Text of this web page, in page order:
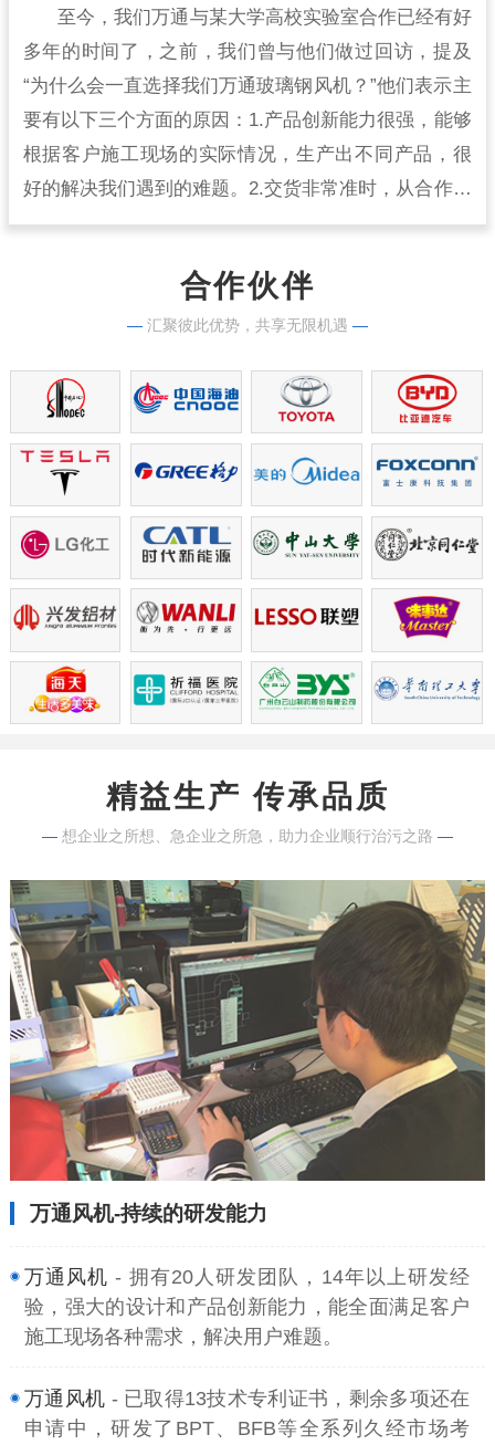
至今，我们万通与某大学高校实验室合作已经有好
多年的时间了，之前，我们曾与他们做过回访，提及
“为什么会一直选择我们万通玻璃钢风机？”他们表示主
要有以下三个方面的原因：1.产品创新能力很强，能够
根据客户施工现场的实际情况，生产出不同产品，很
好的解决我们遇到的难题。2.交货非常准时，从合作开
始到现在，从来没有出现过延时交货的情况，生产实
合作伙伴
— 汇聚彼此优势，共享无限机遇 —
精益生产 传承品质
— 想企业之所想、急企业之所急，助力企业顺行治污之路 —
万通风机-持续的研发能力
万通风机 - 拥有20人研发团队，14年以上研发经
验，强大的设计和产品创新能力，能全面满足客户
施工现场各种需求，解决用户难题。
万通风机 - 已取得13技术专利证书，剩余多项还在
申请中，研发了BPT、BFB等全系列久经市场考